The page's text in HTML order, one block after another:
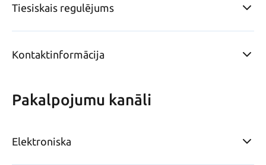
Tiesiskais regulējums
Kontaktinformācija
Pakalpojumu kanāli
Elektroniska